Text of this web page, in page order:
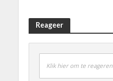
Reageer
Klik hier om te reageren